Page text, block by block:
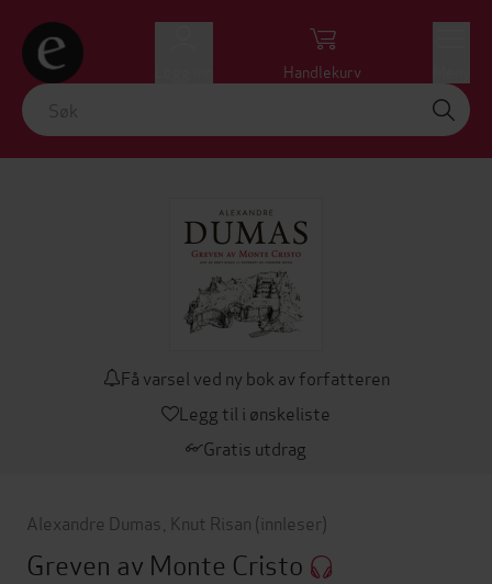
Handlekurv
Få varsel ved ny bok av forfatteren
Legg til i ønskeliste
Gratis utdrag
Alexandre Dumas Knut Risan (innleser)
Greven av Monte Cristo